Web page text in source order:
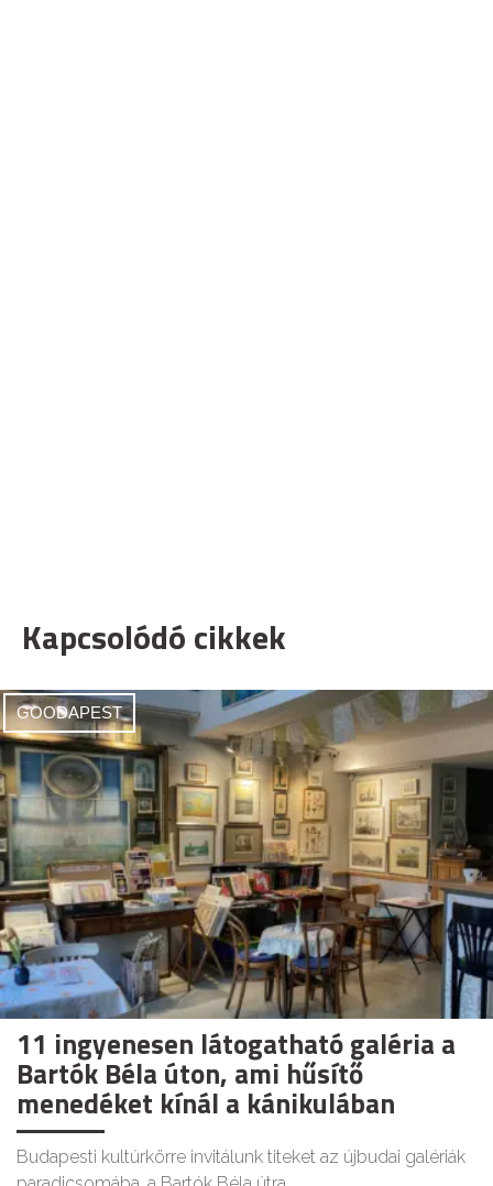
Kapcsolódó cikkek
GOODAPEST
11 ingyenesen látogatható galéria a
Bartók Béla úton, ami hűsítő
menedéket kínál a kánikulában
Budapesti kultúrkörre invitálunk titeket az újbudai galériák